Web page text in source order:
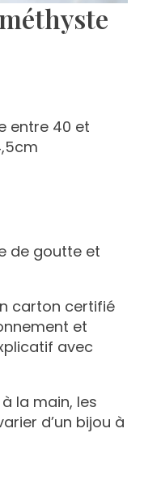
entre 40 et
de goutte et
carton certifié
et
avec
la main, les
d’un bijou à